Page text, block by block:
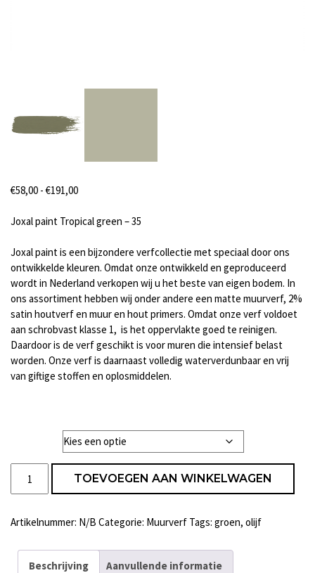
€58,00 - €191,00Prijsklasse:
tot
Joxal paint Tropical green – 35
Joxal paint is een bijzondere verfcollectie met speciaal door ons
ontwikkelde kleuren. Omdat onze ontwikkeld en geproduceerd
wordt in Nederland verkopen wij u het beste van eigen bodem. In
ons assortiment hebben wij onder andere een matte muurverf, 2%
satin houtverf en muur en hout primers. Omdat onze verf voldoet
aan schrobvast klasse 1, is het oppervlakte goed te reinigen.
Daardoor is de verf geschikt is voor muren die intensief belast
worden. Onze verf is daarnaast volledig waterverdunbaar en vrij
van giftige stoffen en oplosmiddelen.
paint
Tropical
-
aantal
TOEVOEGEN AAN WINKELWAGEN
Artikelnummer: N/B Categorie: Muurverf Tags: groen, olijf
Beschrijving Aanvullende informatie